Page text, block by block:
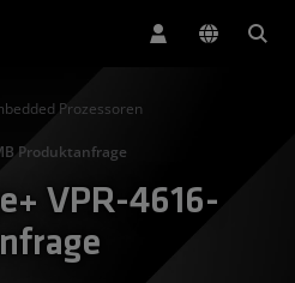
Prozessoren
Produktanfrage
VPR-4616-